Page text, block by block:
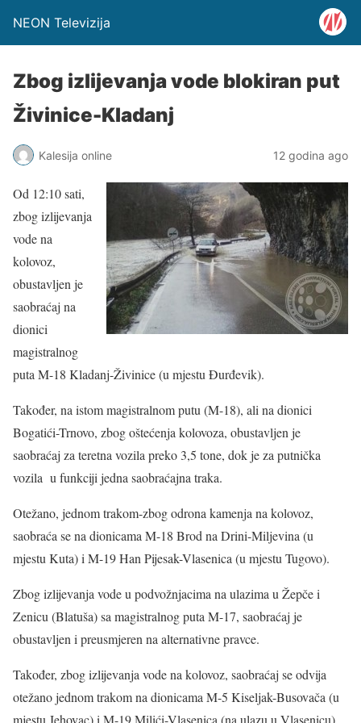
NEON Televizija
Zbog izlijevanja vode blokiran put
Živinice-Kladanj
Kalesija online 12 godina ago
Od 12:10 sati,
zbog izlijevanja
vode na
kolovoz,
obustavljen je
saobraćaj na
dionici
magistralnog
puta M-18 Kladanj-Živinice (u mjestu Đurđevik).
Također, na istom magistralnom putu (M-18), ali na dionici
Bogatići-Trnovo, zbog oštećenja kolovoza, obustavljen je
saobraćaj za teretna vozila preko 3,5 tone, dok je za putnička
vozila u funkciji jedna saobraćajna traka.
Otežano, jednom trakom-zbog odrona kamenja na kolovoz,
saobraća se na dionicama M-18 Brod na Drini-Miljevina (u
mjestu Kuta) i M-19 Han Pijesak-Vlasenica (u mjestu Tugovo).
Zbog izlijevanja vode u podvožnjacima na ulazima u Žepče i
Zenicu (Blatuša) sa magistralnog puta M-17, saobraćaj je
obustavljen i preusmjeren na alternativne pravce.
Također, zbog izlijevanja vode na kolovoz, saobraćaj se odvija
otežano jednom trakom na dionicama M-5 Kiseljak-Busovača (u
mjestu Jehovac) i M-19 Milići-Vlasenica (na ulazu u Vlasenicu).